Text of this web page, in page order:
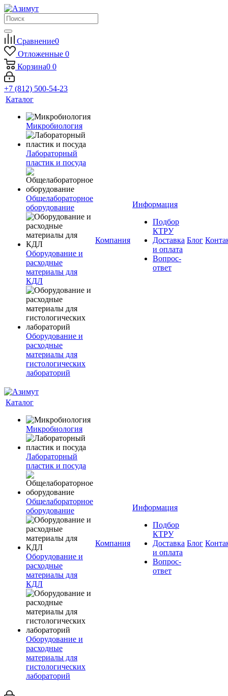
Сравнение0
Отложенные 0
Корзина0 0
+7 (812) 500-54-23
Каталог
Микробиология
Лабораторный
пластик и посуда
Общелабораторное
оборудование
Оборудование и
расходные
материалы для
КДЛ
Оборудование и
расходные
материалы для
гистологических
лабораторий
Компания
Информация
Подбор
КТРУ
Доставка
и оплата
Вопрос-
ответ
Блог
Каталог
Микробиология
Лабораторный
пластик и посуда
Общелабораторное
оборудование
Оборудование и
расходные
материалы для
КДЛ
Оборудование и
расходные
материалы для
гистологических
лабораторий
Компания
Информация
Подбор
КТРУ
Доставка
и оплата
Вопрос-
ответ
Блог